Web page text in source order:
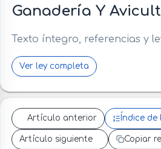
Ganadería Y
Texto íntegro, referencias y
Ver ley completa
Artículo anterior Índice de
Artículo siguiente Copiar